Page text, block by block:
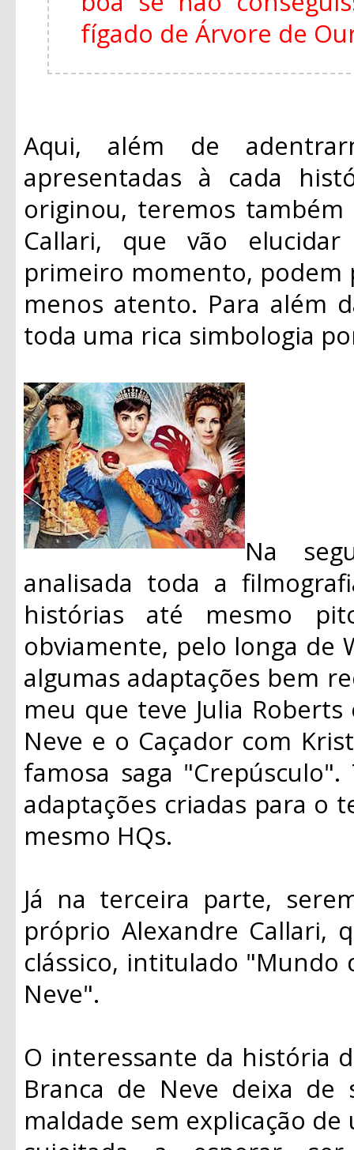
fígado de Árvore de
Aqui, além de
apresentadas à cada
originou, teremos
Callari, que vão
primeiro momento, podem
menos atento. Para além
toda uma rica simbologia
Na
analisada toda a
histórias até mesmo
obviamente, pelo longa de
algumas adaptações bem
meu que teve Julia
Neve e o Caçador com
famosa saga
adaptações criadas para o
mesmo HQs.
Já na terceira parte,
próprio Alexandre Callari,
clássico, intitulado "Mundo
Neve".
O interessante da história
Branca de Neve deixa de
maldade sem explicação